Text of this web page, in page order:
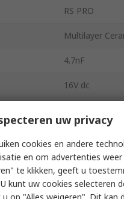
RS PRO
Multilayer
4.7nF
16V dc
Surface
Tape & Reel
uw privacy
cookies en andere
en om advertenties
te klikken, geeft u
kunt uw cookies selecteren
op "Alles weigeren". Dit